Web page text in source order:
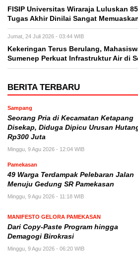
FISIP Universitas Wiraraja Luluskan
Tugas Akhir Dinilai Sangat
Jumat, 24 Juli 2026 - 03:44 WIB
Kekeringan Terus Berulang,
Sumenep Perkuat Infrastruktur Air di
BERITA TERBARU
Sampang
Seorang Pria di Kecamatan Ketapang
Disekap, Diduga Dipicu Urusan
Rp300 Juta
Minggu, 9 Agu 2026 - 12:04 WIB
Pamekasan
49 Warga Terdampak Pelebaran Jalan
Menuju Gedung SR Pamekasan
Minggu, 9 Agu 2026 - 11:18 WIB
MANIFESTO GELORA PAMEKASAN
Dari Copy-Paste Program hingga
Demagogi Birokrasi
Minggu, 9 Agu 2026 - 06:20 WIB